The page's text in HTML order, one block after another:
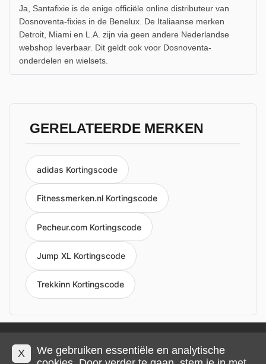
Ja, Santafixie is de enige officiële online distributeur van
Dosnoventa-fixies in de Benelux. De Italiaanse merken
Detroit, Miami en L.A. zijn via geen andere Nederlandse
webshop leverbaar. Dit geldt ook voor Dosnoventa-
onderdelen en wielsets.
GERELATEERDE MERKEN
adidas Kortingscode
Fitnessmerken.nl Kortingscode
Pecheur.com Kortingscode
Jump XL Kortingscode
Trekkinn Kortingscode
Privacy en cookies Impressum Algemene voorwaarden
X
We gebruiken essentiële en analytische